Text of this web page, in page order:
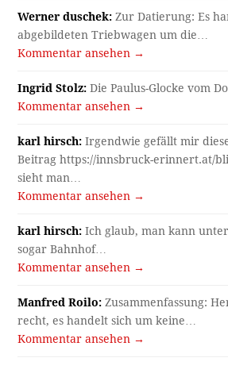
Werner duschek: Zur Datierung: Es
abgebildeten Triebwagen um die…
Kommentar ansehen →
Ingrid Stolz: Die Paulus-Glocke vom
Kommentar ansehen →
karl hirsch: Irgendwie gefällt mir
Beitrag https://innsbruck-erinnert.at/
sieht man…
Kommentar ansehen →
karl hirsch: Ich glaub, man kann
sogar Bahnhof…
Kommentar ansehen →
Manfred Roilo: Zusammenfassung:
recht, es handelt sich um keine…
Kommentar ansehen →